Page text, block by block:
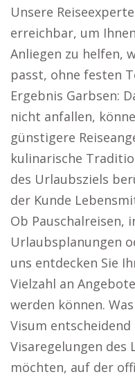
Unsere
erreichbar, um
Anliegen zu helfen,
passt, ohne festen
Ergebnis Garbsen:
nicht anfallen,
günstigere
kulinarische
des Urlaubsziels
der Kunde
Ob Pauschalreisen,
Urlaubsplanungen
uns entdecken Sie
Vielzahl an
werden können.
Visum entscheidend
Visaregelungen des
möchten, auf der